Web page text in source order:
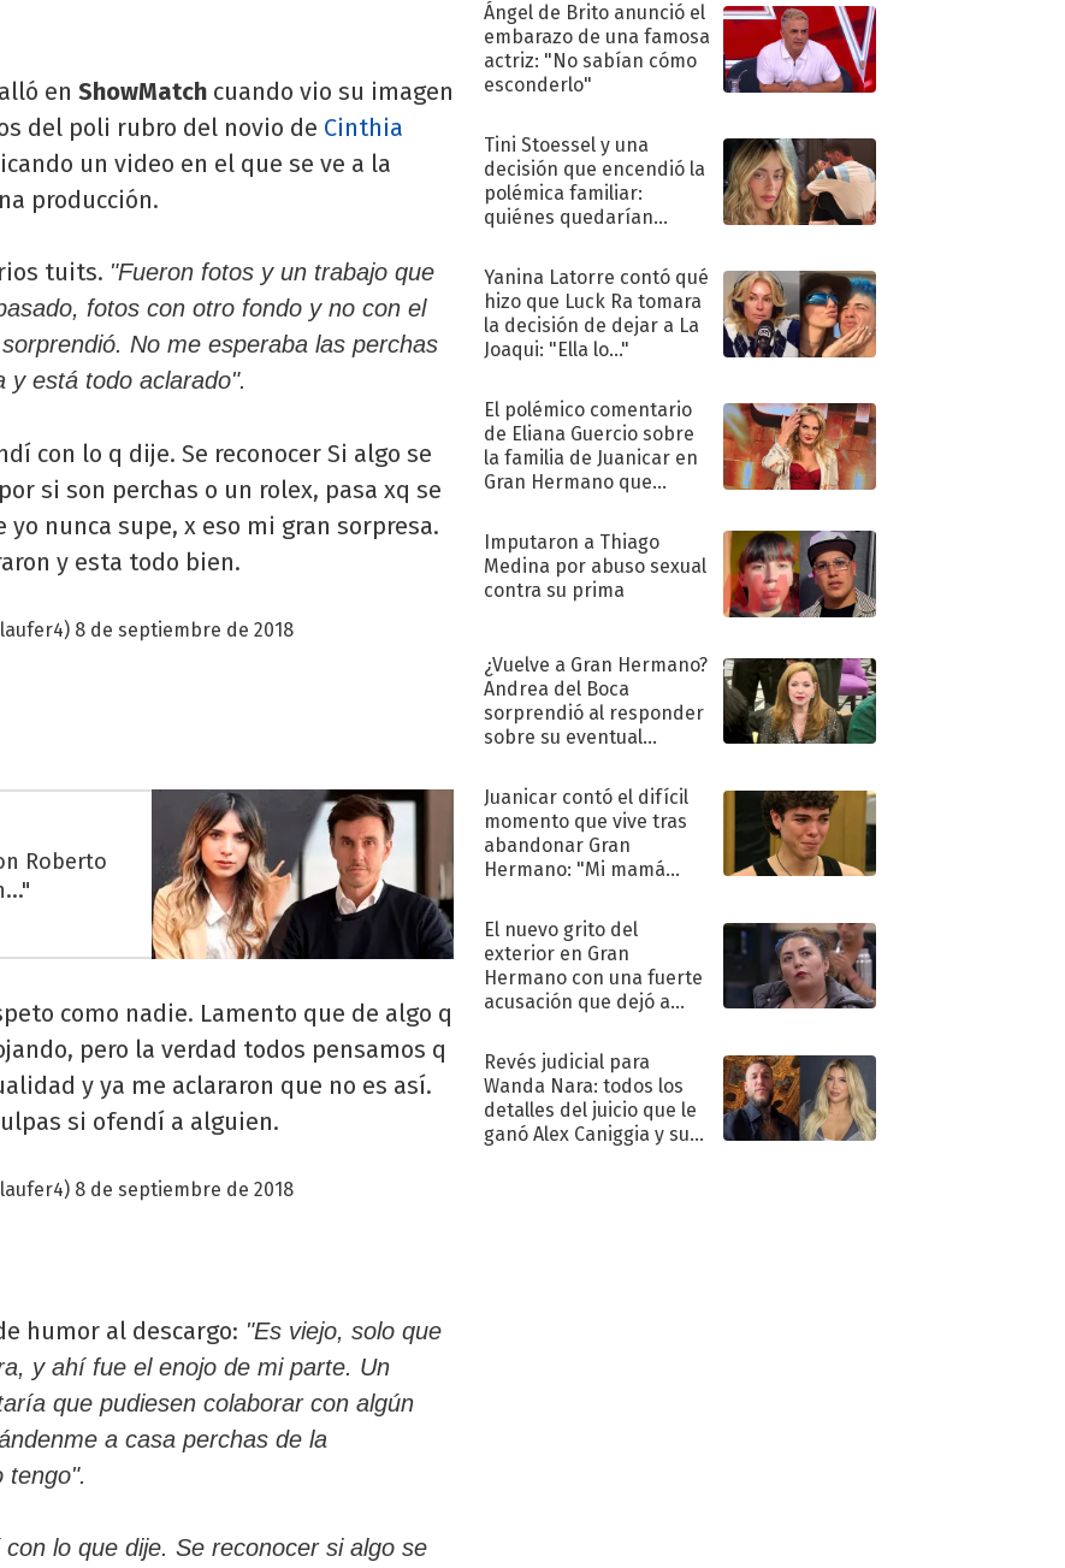
en ShowMatch cuando vio su imagen
del poli rubro del novio de Cinthia
un video en el que se ve a la
producción.
tuits. "Fueron fotos y un trabajo que
fotos con otro fondo y no con el
No me esperaba las perchas
y está todo aclarado".
con lo q dije. Se reconocer Si algo se
si son perchas o un rolex, pasa xq se
nunca supe, x eso mi gran sorpresa.
y esta todo bien.
8 de septiembre de 2018
Roberto
como nadie. Lamento que de algo q
pero la verdad todos pensamos q
y ya me aclararon que no es así.
si ofendí a alguien.
8 de septiembre de 2018
humor al descargo: "Es viejo, solo que
y ahí fue el enojo de mi parte. Un
que pudiesen colaborar con algún
a casa perchas de la
tengo".
lo que dije. Se reconocer si algo se
Ángel de Brito anunció el
embarazo de una famosa
actriz: "No sabían cómo
esconderlo"
Tini Stoessel y una
decisión que encendió la
polémica familiar:
quiénes quedarían
Yanina Latorre contó qué
hizo que Luck Ra tomara
la decisión de dejar a La
Joaqui: "Ella lo..."
El polémico comentario
de Eliana Guercio sobre
la familia de Juanicar en
Gran Hermano que
Imputaron a Thiago
Medina por abuso sexual
contra su prima
¿Vuelve a Gran Hermano?
Andrea del Boca
sorprendió al responder
sobre su eventual
Juanicar contó el difícil
momento que vive tras
abandonar Gran
Hermano: "Mi mamá
El nuevo grito del
exterior en Gran
Hermano con una fuerte
acusación que dejó a
"Traidora"
Revés judicial para
Wanda Nara: todos los
detalles del juicio que le
ganó Alex Caniggia y sus